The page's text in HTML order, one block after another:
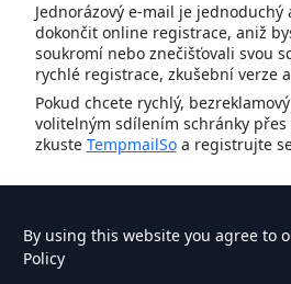
Jednorázový e-mail je
dokončit online registrace, aniž
soukromí nebo znečišťovali svou
rychlé registrace, zkušební verze
Pokud chcete rychlý,
volitelným sdílením schránky přes
zkuste TempmailSoa registrujte
By using this website you agree to
Policy